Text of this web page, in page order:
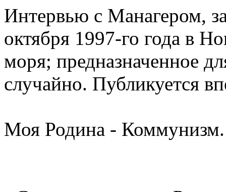
Интервью с Манагером,
октября 1997-го года в
моря; предназначенное
случайно. Публикуется
Моя Родина - Коммунизм.